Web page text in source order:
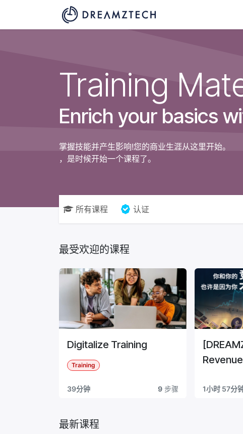
Training
Enrich your basics
掌握技能并产生影响!您的商业生涯从这里开始。
，是时候开始一个课程了。
所有课程 认证
最受欢迎的课程
Digitalize Training
Training
39分钟 9 步骤 1小时 57分
最新课程